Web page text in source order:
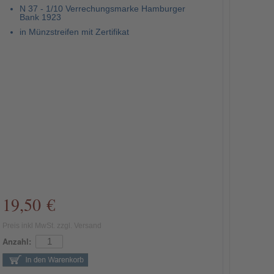
N 37 - 1/10 Verrechungsmarke Hamburger
Bank 1923
in Münzstreifen mit Zertifikat
19,50 €
Anzahl: